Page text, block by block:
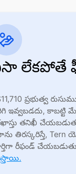
లేకపోతే
ప్రభుత్వ
ఇవ్వబడదు, కాబట్టి
తనిఖీ
తిరస్కరిస్తే, Tern
రీఫండ్